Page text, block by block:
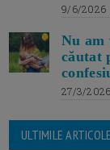
9/6/2026
Nu am
căutat
27/3/2026
ULTIMILE ARTICOLE